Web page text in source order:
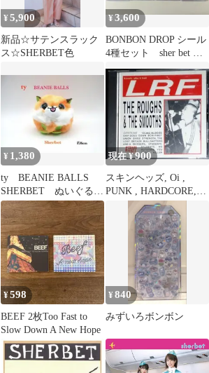
¥5,900
新品☆サテンスラック
ス☆SHERBET色
¥3,600
BONBON DROP シール
4種セット sher bet 水
族館
¥ 1,380
ty BEANIE BALLS
SHERBET ぬいぐる
み ビーニーボール
現在 ¥900
スキンヘッズ, Oi ,
PUNK , HARDCORE,
SKINHEADS
¥598
BEEF 2枚Too Fast to
Slow Down A New Hope
¥840
みずいろボンボン